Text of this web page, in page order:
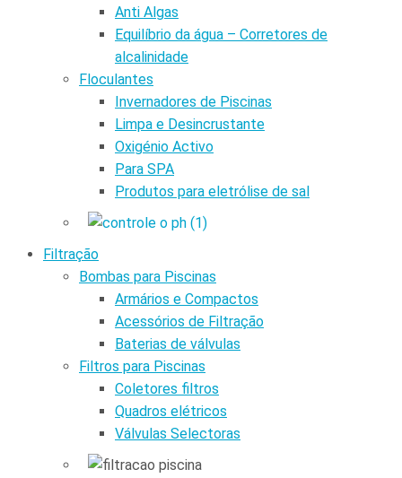
Anti Algas
Equilíbrio da água – Corretores de
alcalinidade
Floculantes
Invernadores de Piscinas
Limpa e Desincrustante
Oxigénio Activo
Para SPA
Produtos para eletrólise de sal
Filtração
Bombas para Piscinas
Armários e Compactos
Acessórios de Filtração
Baterias de válvulas
Filtros para Piscinas
Coletores filtros
Quadros elétricos
Válvulas Selectoras